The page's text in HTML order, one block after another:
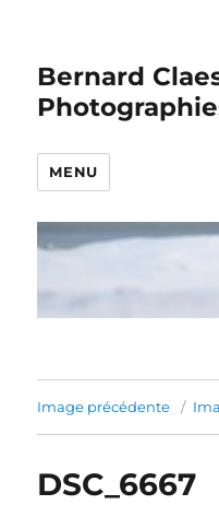
Bernard
MENU
Image précédente
DSC_6667